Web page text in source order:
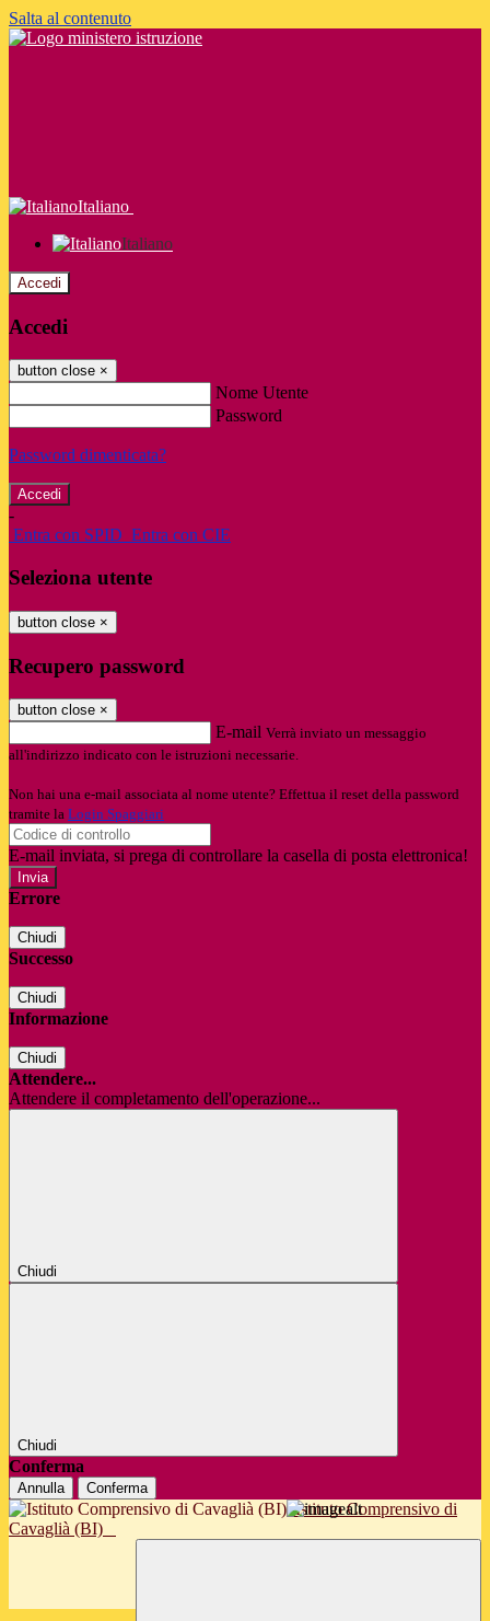
Salta al contenuto
Italiano
Italiano
Accedi
Accedi
button close ×
Nome Utente
Password
Password dimenticata?
-
Entra con SPID Entra con CIE
Seleziona utente
button close ×
Recupero password
button close ×
E-mail Verrà inviato un messaggio
all'indirizzo indicato con le istruzioni necessarie.
Non hai una e-mail associata al nome utente? Effettua il reset della password
tramite la Login Spaggiari
E-mail inviata, si prega di controllare la casella di posta elettronica!
Errore
Chiudi
Successo
Chiudi
Informazione
Chiudi
Attendere...
Attendere il completamento dell'operazione...
Chiudi
Chiudi
Conferma
Annulla Conferma
Istituto Comprensivo di
Cavaglià (BI)